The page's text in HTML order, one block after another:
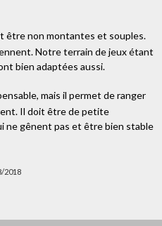
être non montantes et souples.
Notre terrain de jeux étant
bien adaptées aussi.
mais il permet de ranger
Il doit être de petite
ne gênent pas et être bien stable
2018